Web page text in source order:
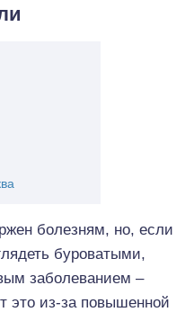
болезням, но, если
буроватыми,
заболеванием –
это из-за повышенной